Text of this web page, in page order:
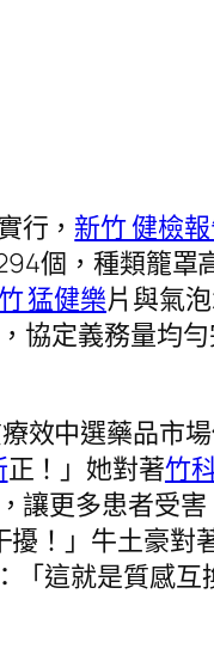
行， 新竹 健檢
個，種類籠罩
猛健樂片與氣
協定義務量均
效中選藥品市
正！」她對著竹
讓更多患者受
擾！」牛土豪對
「這就是質感互